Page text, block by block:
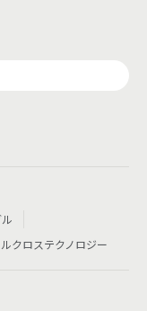
クロステクノロジー